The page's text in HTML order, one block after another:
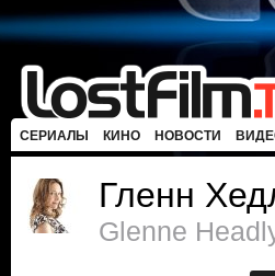
СЕРИАЛЫ КИНО НОВОСТИ
Гленн
Glenne